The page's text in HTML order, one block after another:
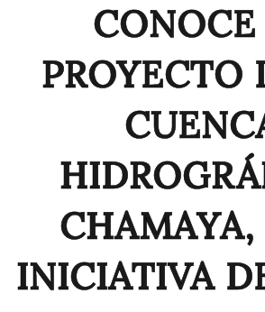
PROYECTO
INICIATIVA